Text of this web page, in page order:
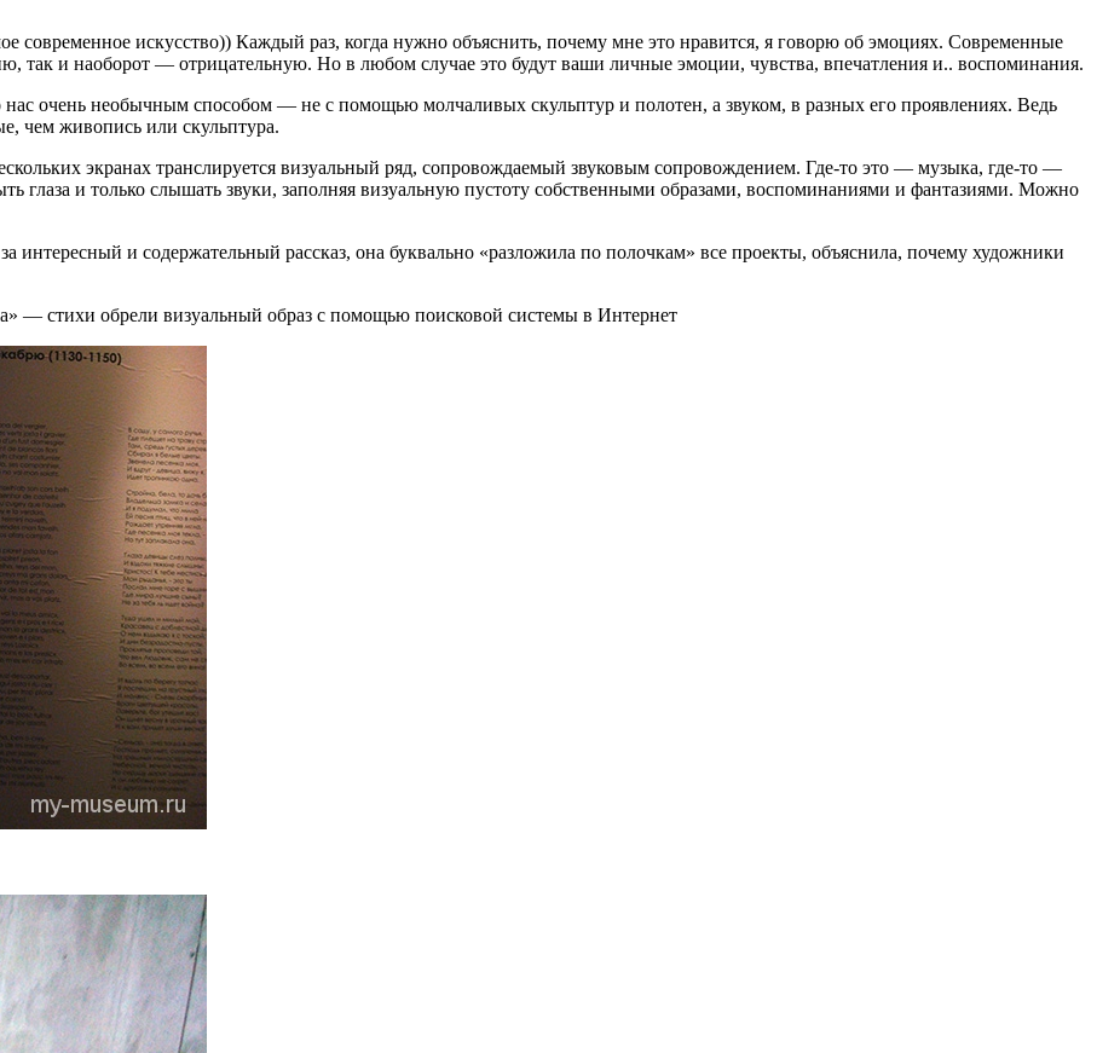
современное искусство)) Каждый раз, когда нужно объяснить, почему мне это нравится, я говорю об эмоциях. Современные
так и наоборот — отрицательную. Но в любом случае это будут ваши личные эмоции, чувства, впечатления и.. воспоминания.
нас очень необычным способом — не с помощью молчаливых скульптур и полотен, а звуком, в разных его проявлениях. Ведь
чем живопись или скульптура.
экранах транслируется визуальный ряд, сопровождаемый звуковым сопровождением. Где-то это — музыка, где-то —
глаза и только слышать звуки, заполняя визуальную пустоту собственными образами, воспоминаниями и фантазиями. Можно
интересный и содержательный рассказ, она буквально «разложила по полочкам» все проекты, объяснила, почему художники
— стихи обрели визуальный образ с помощью поисковой системы в Интернет